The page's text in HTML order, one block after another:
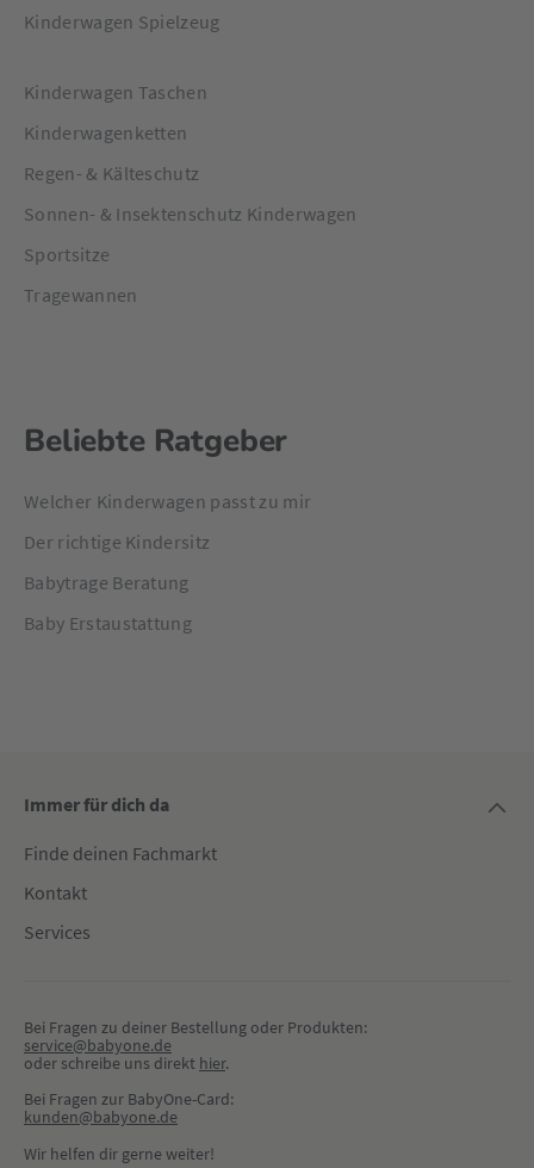
Kinderwagen Spielzeug
Kinderwagen Taschen
Kinderwagenketten
Regen- & Kälteschutz
Sonnen- & Insektenschutz Kinderwagen
Sportsitze
Tragewannen
Beliebte Ratgeber
Welcher Kinderwagen passt zu mir
Der richtige Kindersitz
Babytrage Beratung
Baby Erstaustattung
Immer für dich da
Finde deinen Fachmarkt
Kontakt
Services
Bei Fragen zu deiner Bestellung oder Produkten:
service@babyone.de
oder schreibe uns direkt hier.
Bei Fragen zur BabyOne-Card:
kunden@babyone.de
Wir helfen dir gerne weiter!